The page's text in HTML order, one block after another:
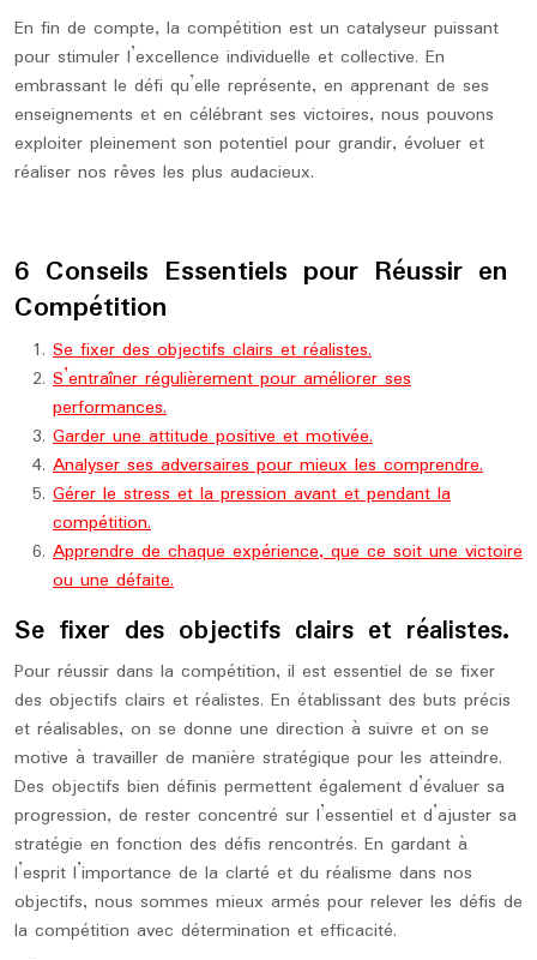
En fin de compte, la compétition est un catalyseur puissant
pour stimuler l’excellence individuelle et collective. En
embrassant le défi qu’elle représente, en apprenant de ses
enseignements et en célébrant ses victoires, nous pouvons
exploiter pleinement son potentiel pour grandir, évoluer et
réaliser nos rêves les plus audacieux.
6 Conseils Essentiels pour Réussir en
Compétition
Se fixer des objectifs clairs et réalistes.
S’entraîner régulièrement pour améliorer ses
performances.
Garder une attitude positive et motivée.
Analyser ses adversaires pour mieux les comprendre.
Gérer le stress et la pression avant et pendant la
compétition.
Apprendre de chaque expérience, que ce soit une victoire
ou une défaite.
Se fixer des objectifs clairs et réalistes.
Pour réussir dans la compétition, il est essentiel de se fixer
des objectifs clairs et réalistes. En établissant des buts précis
et réalisables, on se donne une direction à suivre et on se
motive à travailler de manière stratégique pour les atteindre.
Des objectifs bien définis permettent également d’évaluer sa
progression, de rester concentré sur l’essentiel et d’ajuster sa
stratégie en fonction des défis rencontrés. En gardant à
l’esprit l’importance de la clarté et du réalisme dans nos
objectifs, nous sommes mieux armés pour relever les défis de
la compétition avec détermination et efficacité.